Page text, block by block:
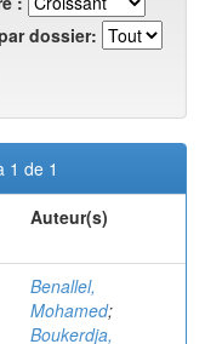
dossier:
1 de 1
Auteur(s)
Benallel,
Mohamed;
Boukerdja,